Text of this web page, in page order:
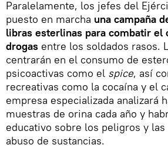
Paralelamente, los jefes del
puesto en marcha una campaña
libras esterlinas para combatir el
drogas entre los soldados rasos.
centrarán en el consumo de
psicoactivas como el spice, así
recreativas como la cocaína y el
empresa especializada analizará
muestras de orina cada año y
educativo sobre los peligros y
abuso de sustancias.